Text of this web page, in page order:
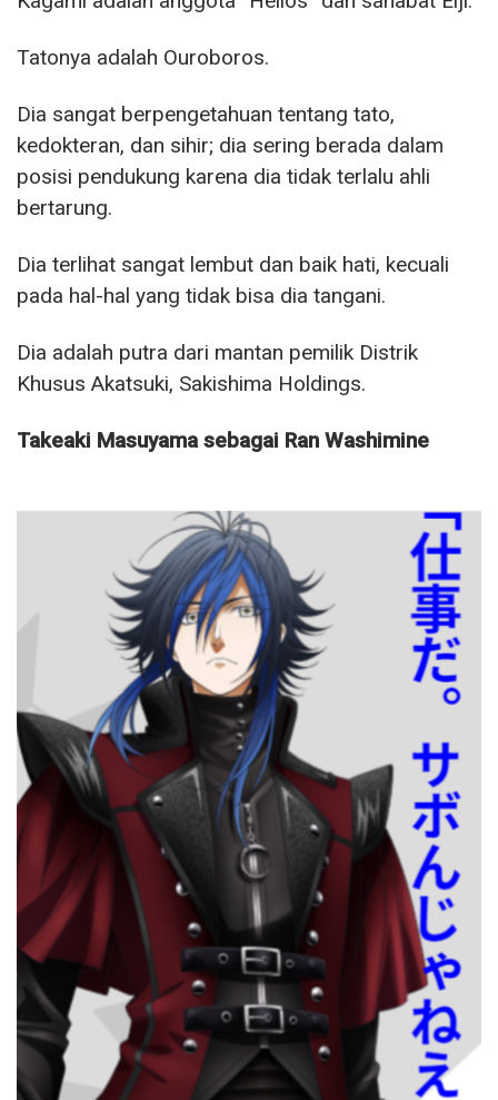
Tatonya adalah Ouroboros.
Dia sangat berpengetahuan tentang tato,
kedokteran, dan sihir; dia sering berada dalam
posisi pendukung karena dia tidak terlalu ahli
bertarung.
Dia terlihat sangat lembut dan baik hati, kecuali
pada hal-hal yang tidak bisa dia tangani.
Dia adalah putra dari mantan pemilik Distrik
Khusus Akatsuki, Sakishima Holdings.
Takeaki Masuyama sebagai Ran Washimine